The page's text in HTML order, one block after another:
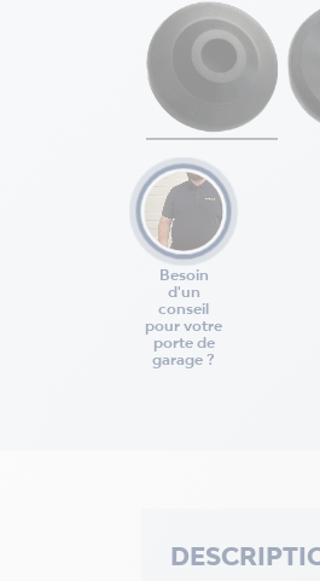
Besoin
d'un
conseil
pour votre
porte de
garage ?